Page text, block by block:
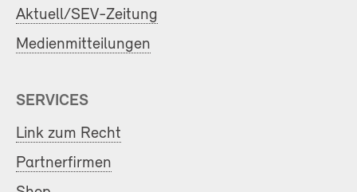
Aktuell/SEV-Zeitung
Medienmitteilungen
SERVICES
Link zum Recht
Partnerfirmen